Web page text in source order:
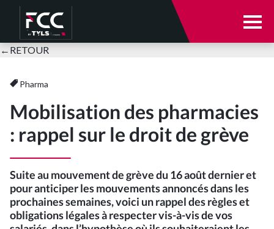
Votre secteur d’activité
Actualités
Nous rejoindre
← RETOUR
Qui sommes-nous ?
Nos équipes
Parole à nos clients
Pharma
Mobilisation des pharmacies
: rappel sur le droit de grève
Suite au mouvement de grève du 16 août dernier et
pour anticiper les mouvements annoncés dans les
prochaines semaines, voici un rappel des règles et
obligations légales à respecter vis-à-vis de vos